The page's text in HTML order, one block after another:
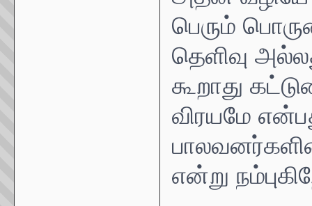
பெரும்
தெளிவு
கூறாது
விரயமே
என்று